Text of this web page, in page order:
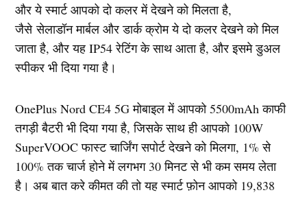
और ये स्मार्ट आपको दो कलर में देखने को मिलता है,
जैसे सेलाडॉन मार्बल और डार्क क्रोम ये दो कलर देखने को मिल
जाता है, और यह IP54 रेटिंग के साथ आता है, और इसमे डुअल
स्पीकर भी दिया गया है।
OnePlus Nord CE4 5G मोबाइल में आपको 5500mAh काफी
तगड़ी बैटरी भी दिया गया है, जिसके साथ ही आपको 100W
SuperVOOC फास्ट चार्जिंग सपोर्ट देखने को मिलगा, 1% से
100% तक चार्ज होने में लगभग 30 मिनट से भी कम समय लेता
है। अब बात करे कीमत की तो यह स्मार्ट फ़ोन आपको 19,838